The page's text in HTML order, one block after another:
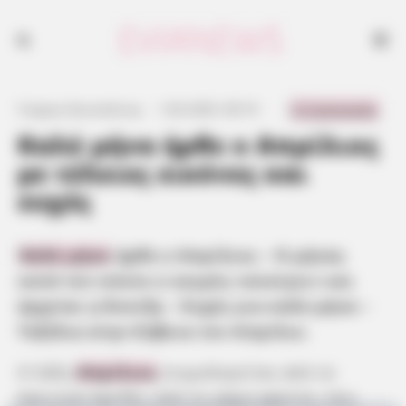
Καλό μήνα ήρθε ο Απρίλιος
με τέλειες εικόνες και
ευχές
Καλό μήνα
ήρθε ο Απρίλιος – Ο μήνας
έρχεται η Άνοιξη – Ευχές για καλό μήνα –
Απρίλιος
λατινικό Aprillis, από το ρήμα aperire, που